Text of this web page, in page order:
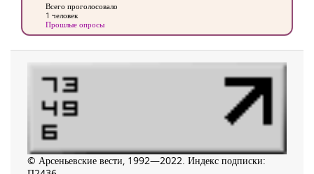
Всего проголосовало
1 человек
Прошлые опросы
© Арсеньевские вести, 1992—2022. Индекс подписки: